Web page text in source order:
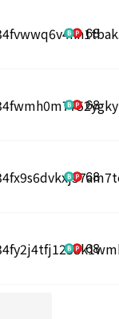
68
68
68
68